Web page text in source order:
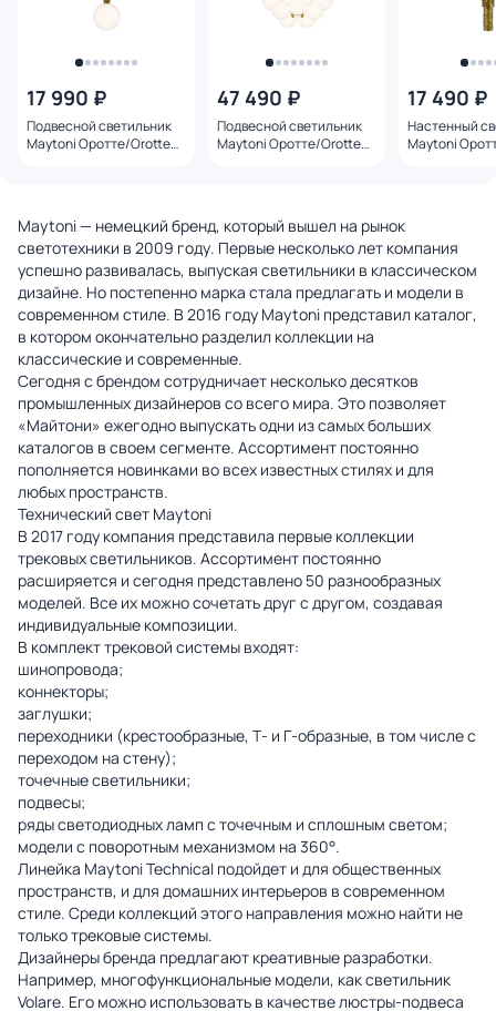
17 990 ₽
Подвесной светильник
Maytoni Оротте/Orotte
47 490 ₽
Подвесной светильник
Maytoni Оротте/Orotte
17 490 ₽
Настенный
Maytoni
Maytoni — немецкий бренд, который вышел на рынок
светотехники в 2009 году. Первые несколько лет компания
успешно развивалась, выпуская светильники в классическом
дизайне. Но постепенно марка стала предлагать и модели в
современном стиле. В 2016 году Maytoni представил каталог,
в котором окончательно разделил коллекции на
классические и современные.
Сегодня с брендом сотрудничает несколько десятков
промышленных дизайнеров со всего мира. Это позволяет
«Майтони» ежегодно выпускать одни из самых больших
каталогов в своем сегменте. Ассортимент постоянно
пополняется новинками во всех известных стилях и для
любых пространств.
Технический свет Maytoni
В 2017 году компания представила первые коллекции
трековых светильников. Ассортимент постоянно
расширяется и сегодня представлено 50 разнообразных
моделей. Все их можно сочетать друг с другом, создавая
индивидуальные композиции.
В комплект трековой системы входят:
шинопровода;
коннекторы;
заглушки;
переходники (крестообразные, Т- и Г-образные, в том числе с
переходом на стену);
точечные светильники;
подвесы;
ряды светодиодных ламп с точечным и сплошным светом;
модели с поворотным механизмом на 360°.
Линейка Maytoni Technical подойдет и для общественных
пространств, и для домашних интерьеров в современном
стиле. Среди коллекций этого направления можно найти не
только трековые системы.
Дизайнеры бренда предлагают креативные разработки.
Например, многофункциональные модели, как светильник
Volare. Его можно использовать в качестве люстры-подвеса